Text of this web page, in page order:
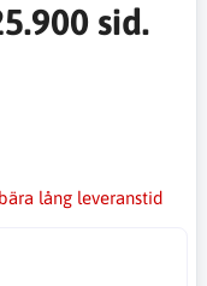
sid.
lång leveranstid